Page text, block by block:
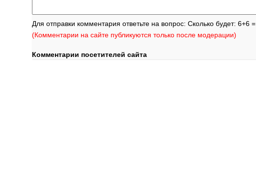
Для отправки комментария ответьте на вопрос: Сколько будет: 6+6 =
(Комментарии на сайте публикуются только после модерации)
Комментарии посетителей сайта